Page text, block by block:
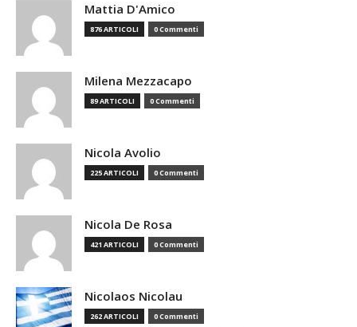
Mattia D'Amico
876 ARTICOLI 0 Commenti
Milena Mezzacapo
89 ARTICOLI 0 Commenti
Nicola Avolio
225 ARTICOLI 0 Commenti
Nicola De Rosa
421 ARTICOLI 0 Commenti
Nicolaos Nicolau
262 ARTICOLI 0 Commenti